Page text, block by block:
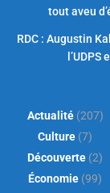
tout aveu
RDC : Augustin
Actualité(207)
Culture (7)
Découverte (2)
Économie (99)